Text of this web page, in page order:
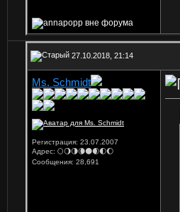
27.10.2018, 21:14
Ms. Schmidt
Регистрация: 23.07.2007
Адрес: 🌕🌖🌗🌘🌑🌒🌓🌔
Сообщения: 28,691